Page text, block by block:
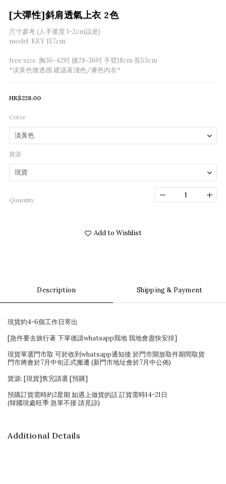
[大彈性]斜肩透氣上衣 2色
尺寸參考 (人手量度 1-2cm誤差)
model  KKY 157cm
free size  胸36-42吋 腰28-36吋 手臂18cm 長53cm
*淡黃色微透感 建議著淺色/膚色內衣*
HK$228.00
Color
貨源
Quantity
Add to Wishlist
Description Shipping & Payment
現貨約4-6個工作日寄出
[急件要去旅行著 下單後請whatsapp我地 我地會盡快安排]
現貨單選門市取 可於收到whatsapp通知後 於門市開放取件期間取貨
門市將會於7月中旬正式搬遷 (新門市地址會於7月中公佈)
貨源: [現貨]售完請選 [預購]
預購訂貨需時約2星期 如遇上做貨的話 訂貨需時14-21日
(韓國現處旺季 急單不接 請見諒)
Additional Details